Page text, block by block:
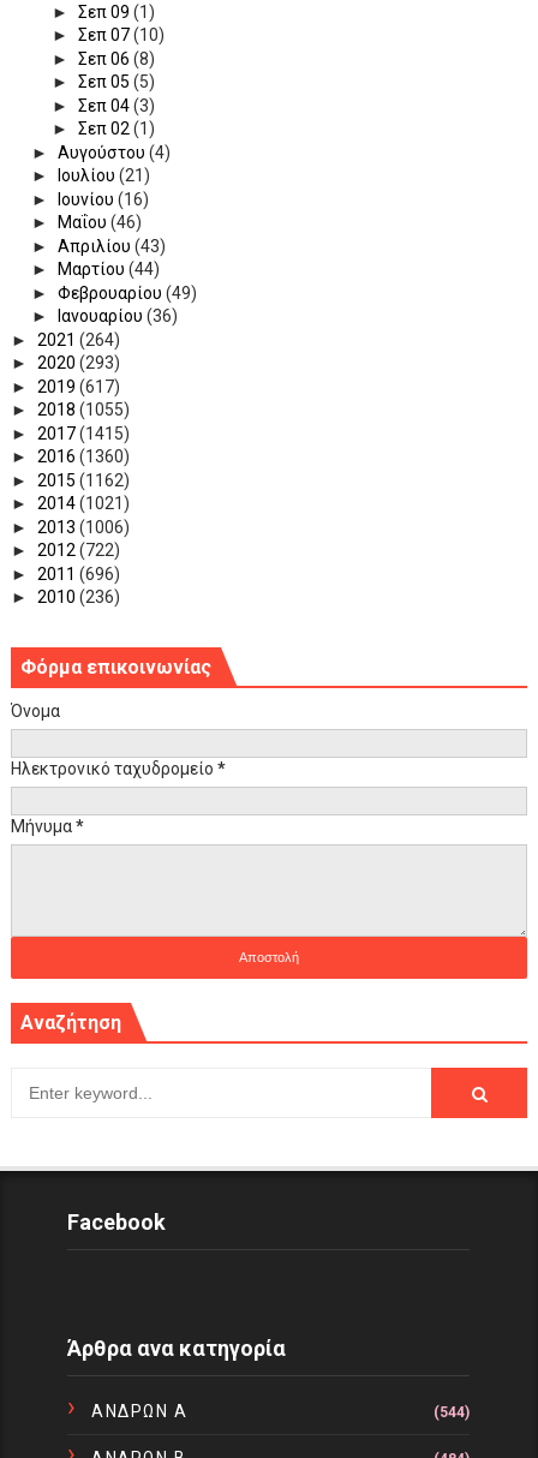
► Σεπ 09 (1)
► Σεπ 07(10)
► Σεπ 06 (8)
► Σεπ 05 (5)
► Σεπ 04(3)
► Σεπ 02(1)
► Αυγούστου (4)
►
Ιουλίου (21)
►
Ιουνίου (16)
►
Μαΐου (46)
► Απριλίου (43)
►
Μαρτίου (44)
► Φεβρουαρίου (49)
►
Ιανουαρίου (36)
► 2021 (264)
► 2020 (293)
► 2019 (617)
► 2018 (1055)
► 2017(1415)
► 2016 (1360)
► 2015 (1162)
► 2014(1021)
► 2013 (1006)
► 2012(722)
► 2011 (696)
► 2010 (236)
Φόρμα επικοινωνίας
Όνομα
Ηλεκτρονικό ταχυδρομείο *
Μήνυμα*
Αναζήτηση
Facebook
Άρθρα ανα κατηγορία
ΑΝΔΡΩΝ Α (544)